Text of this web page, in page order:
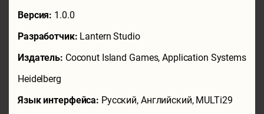
Версия: 1.0.0
Разработчик: Lantern Studio
Издатель: Coconut Island Games, Application Systems
Heidelberg
Язык интерфейса: Русский, Английский, MULTi29